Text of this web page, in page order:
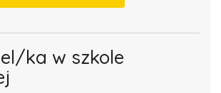
ka w szkole